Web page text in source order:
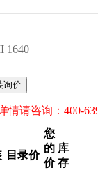
1640
询价
情请咨询：400-
目录价
您
的
价
库
存